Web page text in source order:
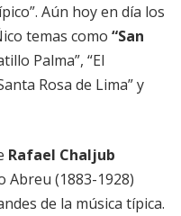
Aún hoy en día los
temas como “San
Palma”, “El
Rosa de Lima” y
Rafael Chaljub
(1883-1928)
de la música típica.